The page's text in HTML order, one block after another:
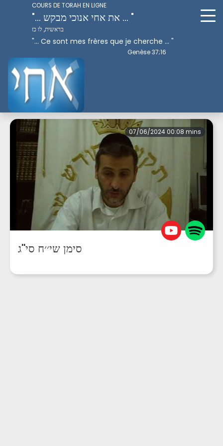
COURS DE TORAH EN LIGNE
"... את אחי אנוכי מבקש ... "
בראשית, לו כז
"... Ce sont mes frères que je cherche ... "
Genèse 37;16
Version développée
07/06/2024 00:08 mins
סימן שי׳׳ח סי''ג